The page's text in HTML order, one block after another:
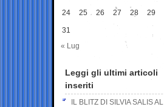
24 25 26 27 28 29
31
« Lug
Leggi gli ultimi articoli
inseriti
IL BLITZ DI SILVIA SALIS AL